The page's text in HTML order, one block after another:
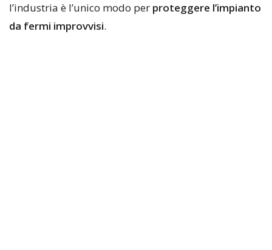
l’industria è l’unico modo per proteggere l’impianto
da fermi improvvisi.